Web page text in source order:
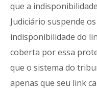
que a
Judiciário suspende
indisponibilidade do
coberta por essa
que o sistema do
apenas que seu link